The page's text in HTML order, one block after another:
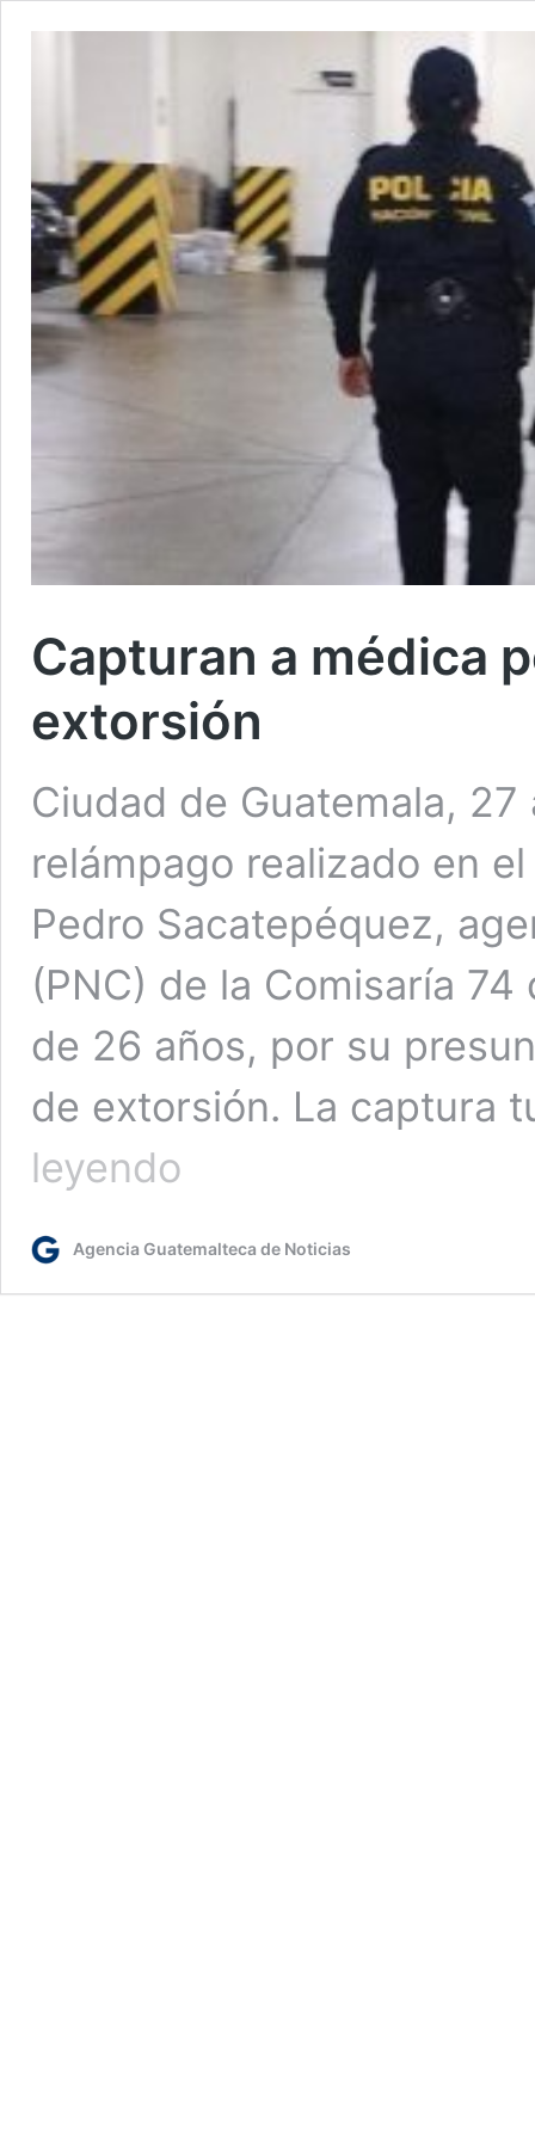
Capturan a médica
extorsión
Ciudad de Guatemala,
relámpago realizado en
Pedro Sacatepéquez,
(PNC) de la Comisaría
de 26 años, por su
de extorsión. La captura
leyendo
señalamientos
extorsión
Agencia Guatemalteca de Noticias